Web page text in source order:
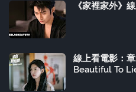
《家裡家外》
線上看電影：
Beautiful To